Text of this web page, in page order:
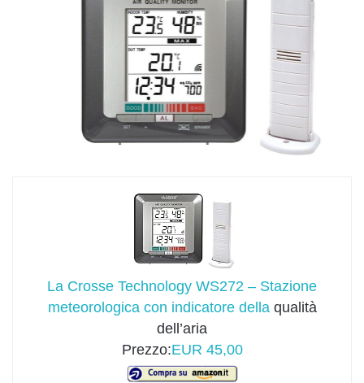
La Crosse Technology WS272 – Stazione
meteorologica con indicatore dellaqualità
dell’aria
Prezzo:EUR 45,00